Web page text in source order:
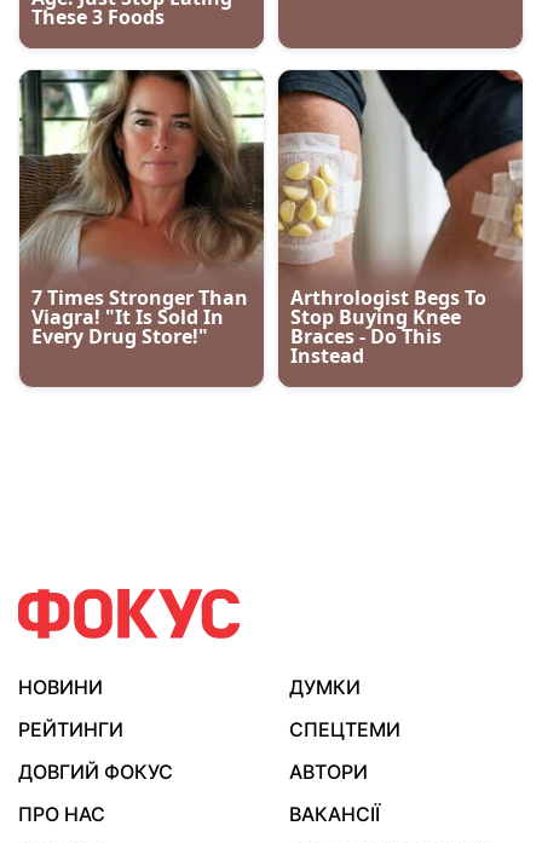
НОВИНИ
ДУМКИ
РЕЙТИНГИ
СПЕЦТЕМИ
ДОВГИЙ ФОКУС
АВТОРИ
ПРО НАС
ВАКАНСІЇ